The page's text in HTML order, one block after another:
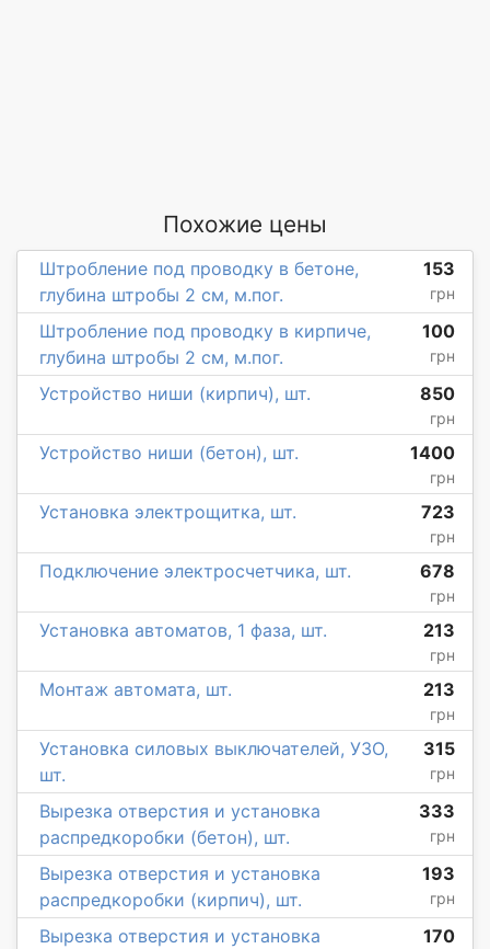
Похожие цены
Штробление под проводку в бетоне,
глубина штробы 2 см, м.пог.
153
грн
Штробление под проводку в кирпиче,
глубина штробы 2 см, м.пог.
100
грн
Устройство ниши (кирпич), шт. 850
грн
Устройство ниши (бетон), шт. 1400
грн
Установка электрощитка, шт. 723
грн
Подключение электросчетчика, шт. 678
грн
Установка автоматов, 1 фаза, шт. 213
грн
Монтаж автомата, шт. 213
грн
Установка силовых выключателей, УЗО,
шт.
315
грн
Вырезка отверстия и установка
распредкоробки (бетон), шт.
333
грн
Вырезка отверстия и установка
распредкоробки (кирпич), шт.
193
грн
Вырезка отверстия и установка
170